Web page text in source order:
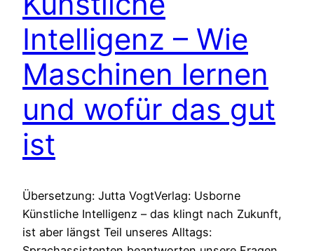
Intelligenz – Wie
Maschinen lernen
und wofür das gut
ist
Übersetzung: Jutta VogtVerlag: Usborne
Künstliche Intelligenz – das klingt nach Zukunft,
ist aber längst Teil unseres Alltags: